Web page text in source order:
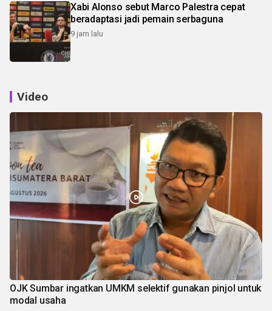
Xabi Alonso sebut Marco Palestra cepat
beradaptasi jadi pemain serbaguna
9 jam lalu
Video
OJK Sumbar ingatkan UMKM selektif gunakan pinjol untuk
modal usaha